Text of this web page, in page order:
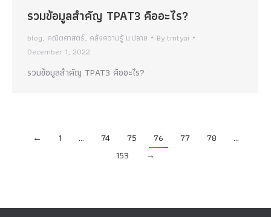
รวมข้อมูลสำคัญ TPAT3 คืออะไร?
blog, คณิตศาสตร์, คลังความรู้ ม.ปลาย Bytmtyai
December 1, 2022
รวมข้อมูลสำคัญ TPAT3 คืออะไร?
← 1 … 74 75 76 77 78
…
153
→